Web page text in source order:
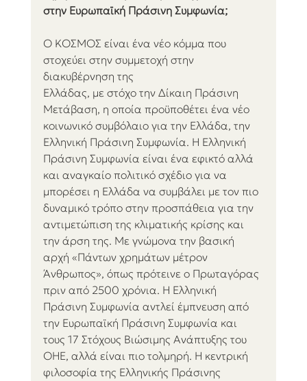
στην Ευρωπαϊκή Πράσινη Συμφωνία;
Ο ΚΟΣΜΟΣ είναι ένα νέο κόμμα που
στοχεύει στην συμμετοχή στην
διακυβέρνηση της
Ελλάδας, με στόχο την Δίκαιη Πράσινη
Μετάβαση, η οποία προϋποθέτει ένα νέο
κοινωνικό συμβόλαιο για την Ελλάδα, την
Ελληνική Πράσινη Συμφωνία. Η Ελληνική
Πράσινη Συμφωνία είναι ένα εφικτό αλλά
και αναγκαίο πολιτικό σχέδιο για να
μπορέσει η Ελλάδα να συμβάλει με τον πιο
δυναμικό τρόπο στην προσπάθεια για την
αντιμετώπιση της κλιματικής κρίσης και
την άρση της. Με γνώμονα την βασική
αρχή «Πάντων χρημάτων μέτρον
Άνθρωπος», όπως πρότεινε ο Πρωταγόρας
πριν από 2500 χρόνια. Η Ελληνική
Πράσινη Συμφωνία αντλεί έμπνευση από
την Ευρωπαϊκή Πράσινη Συμφωνία και
τους 17 Στόχους Βιώσιμης Ανάπτυξης του
ΟΗΕ, αλλά είναι πιο τολμηρή. Η κεντρική
φιλοσοφία της Ελληνικής Πράσινης